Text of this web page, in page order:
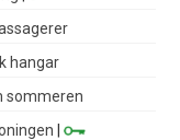
hangar
sommeren
|